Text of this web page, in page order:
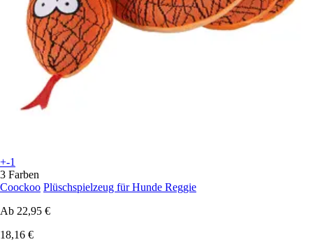
+-1
3 Farben
Coockoo Plüschspielzeug für Hunde Reggie
Ab 22,95 €
18,16 €